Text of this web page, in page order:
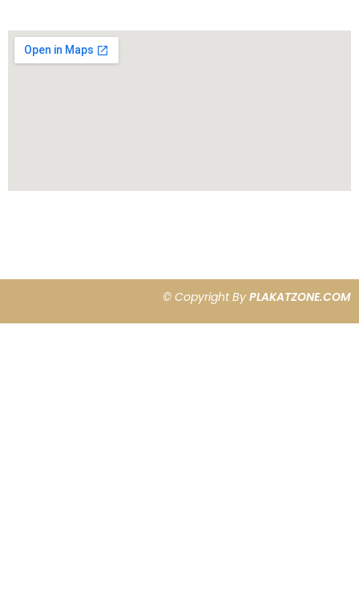
© Copyright By PLAKATZONE.COM